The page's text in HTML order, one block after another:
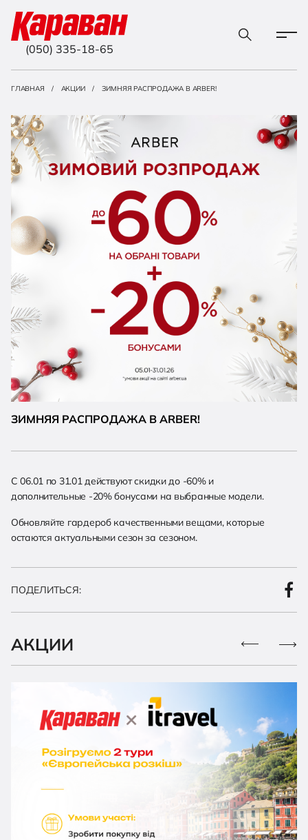
(050) 335-18-65
ГЛАВНАЯ АКЦИИ ЗИМНЯЯ РАСПРОДАЖА В ARBER!
ЗИМНЯЯ РАСПРОДАЖА В ARBER!
С 06.01 по 31.01 действуют скидки до -60% и
дополнительные -20% бонусами на выбранные модели.
Обновляйте гардероб качественными вещами, которые
остаются актуальными сезон за сезоном.
ПОДЕЛИТЬСЯ:
АКЦИИ